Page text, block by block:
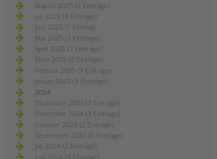
August 2025 (2 Einträge)
Juli 2025 (4 Einträge)
Juni 2025 (1 Eintrag)
Mai 2025 (3 Einträge)
April 2025 (2 Einträge)
März 2025 (2 Einträge)
Februar 2025 (3 Einträge)
Januar 2025 (3 Einträge)
2024
Dezember 2024 (3 Einträge)
November 2024 (3 Einträge)
Oktober 2024 (2 Einträge)
September 2024 (5 Einträge)
Juli 2024 (2 Einträge)
Juni 2024 (3 Einträge)